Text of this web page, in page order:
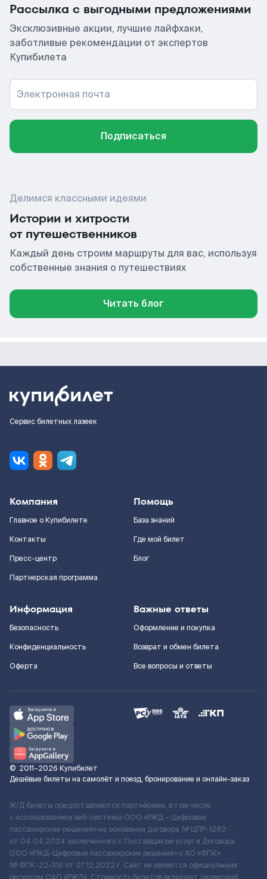
Рассылка с выгодными предложениями
Эксклюзивные акции, лучшие лайфхаки,
заботливые рекомендации от экспертов
Купибилета
Электронная почта
Подписаться
Делимся классными идеями
Истории и хитрости
от путешественников
Каждый день строим маршруты для вас, используя
собственные знания о путешествиях
Читать блог
Сервис билетных лазеек
Компания
Главное о Купибилете
Контакты
Пресс-центр
Партнерская программа
Помощь
База знаний
Где мой билет
Блог
Информация
Безопасность
Конфиденциальность
Оферта
Важные ответы
Оформление и покупка
Возврат и обмен билета
Все вопросы и ответы
© 2011–2026 Купибилет
Дешёвые билеты на самолёт и поезд, бронирование и онлайн-заказ
Ж/Д билеты предоставляются партнёрами, в том числе
с использованием веб-системы ООО «РЖД – Цифровые
пассажирские решения» на основании договора № ЦПР-1282
от 04.04.2024 заключенного с Поставщиком услуг и Договора
ООО «РЖД-Цифровые пассажирские решения» c АО «ФПК»
№ ФПК-22-316 от 27.12.2022 г. Сайт не является официальным